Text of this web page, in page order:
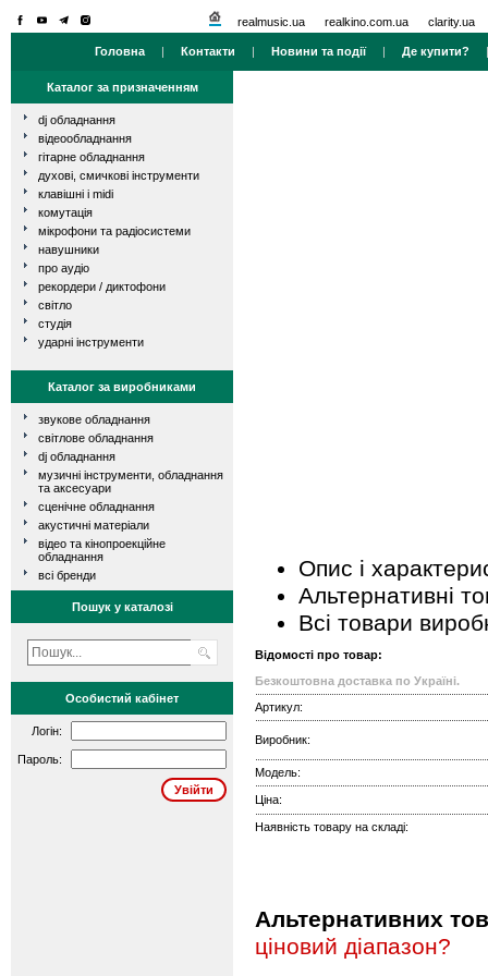
realmusic.ua realkino.com.ua clarity.ua
Головна | Контакти | Новини та події| Де купити?
Каталог за призначенням
dj обладнання
відеообладнання
гітарне обладнання
духові, смичкові інструменти
клавішні і midi
комутація
мікрофони та радіосистеми
навушники
про аудіо
рекордери / диктофони
світло
студія
ударні інструменти
Каталог за виробниками
звукове обладнання
світлове обладнання
dj обладнання
музичні інструменти, обладнання
та аксесуари
сценічне обладнання
акустичні матеріали
відео та кінопроекційне
обладнання
всі бренди
Пошук у каталозі
Особистий кабінет
Логін:
Пароль:
Опис і
Альтернативні
Всі товари
Відомості про товар:
Безкоштовна доставка по Україні.
Артикул:
Виробник:
Модель:
Ціна:
Наявність товару на складі:
Альтернативних
ціновий діапазон?